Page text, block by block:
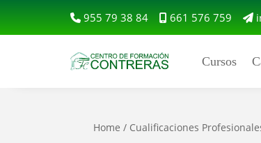
955 79 38 84 661 576 759
Cursos
Home / Cualificaciones